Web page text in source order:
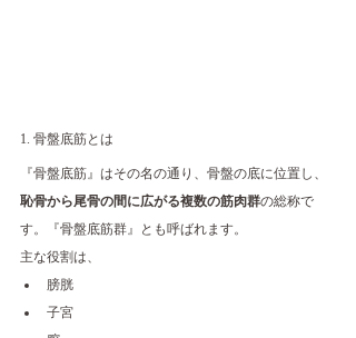
1. 骨盤底筋とは
『骨盤底筋』はその名の通り、骨盤の底に位置し、
恥骨から尾骨の間に広がる複数の筋肉群の総称で
す。『骨盤底筋群』とも呼ばれます。
主な役割は、
膀胱
子宮